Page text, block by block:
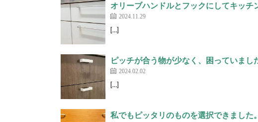
オリーブハンドルとフックにしてキッチ
2024.11.29
[…]
ピッチが合う物が少なく、困っていまし
2024.02.02
[…]
私でもピッタリのものを選択できました